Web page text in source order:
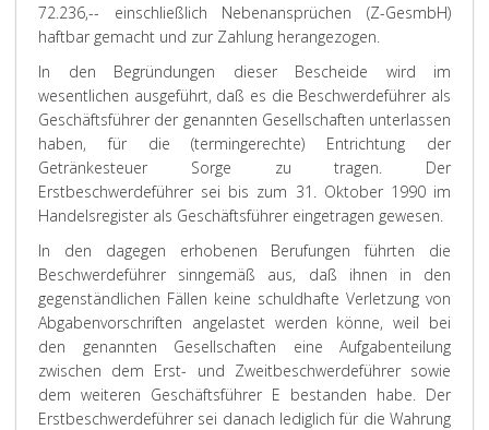
72.236,-- einschließlich Nebenansprüchen (Z-GesmbH)
haftbar gemacht und zur Zahlung herangezogen.
In den Begründungen dieser Bescheide wird im
wesentlichen ausgeführt, daß es die Beschwerdeführer als
Geschäftsführer der genannten Gesellschaften unterlassen
haben, für die (termingerechte) Entrichtung der
Getränkesteuer Sorge zu tragen. Der
Erstbeschwerdeführer sei bis zum 31. Oktober 1990 im
Handelsregister als Geschäftsführer eingetragen gewesen.
In den dagegen erhobenen Berufungen führten die
Beschwerdeführer sinngemäß aus, daß ihnen in den
gegenständlichen Fällen keine schuldhafte Verletzung von
Abgabenvorschriften angelastet werden könne, weil bei
den genannten Gesellschaften eine Aufgabenteilung
zwischen dem Erst- und Zweitbeschwerdeführer sowie
dem weiteren Geschäftsführer E bestanden habe. Der
Erstbeschwerdeführer sei danach lediglich für die Wahrung